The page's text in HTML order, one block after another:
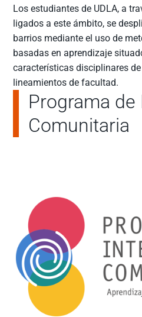
Los estudiantes de UDLA, a
ligados a este ámbito, se
barrios mediante el uso de
basadas en aprendizaje
características disciplinares
lineamientos de facultad.
Programa
Comunitaria